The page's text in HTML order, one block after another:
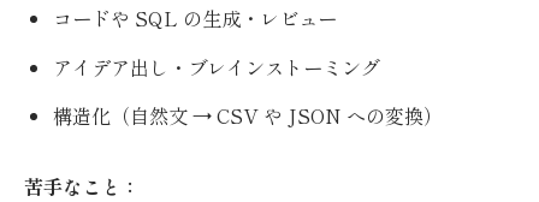
コードや SQL の生成・レビュー
アイデア出し・ブレインストーミング
構造化（自然文 → CSV や JSON への変換）
苦手なこと：